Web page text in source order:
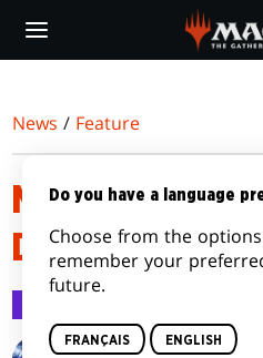
main
News / Feature
MÉCANIQUES
DE ZENDIKAR
Do you have a language
Choose from the
remember your
future.
FRANÇAIS ENGLISH